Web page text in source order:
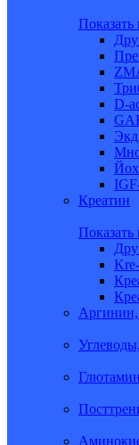
Показать
D-
Креатин
Показать
Аргинин,
Глютамин